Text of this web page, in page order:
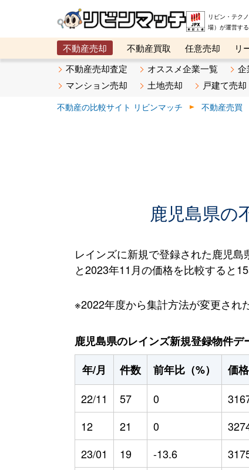
リビン・テク
場）が運営す
不動産売却 不動産買取 任意売却 リ
メタ住宅展示場
ベスト不動産カンパニー
不動産売却査定 オススメ企業一覧 企
マンション売却
土地売却 戸建て売却
不動産の比較サイト リビンマッチ 不動産売買
鹿児島県の
レインズに新規で登録された鹿児
と2023年11月の価格を比較すると
※2022年度から集計方法が変更され
鹿児島県のレインズ新規登録物件デ
年/月
件数 前年比（%） 価
22/11
57 0
12
21 0
23/01
19 -13.6